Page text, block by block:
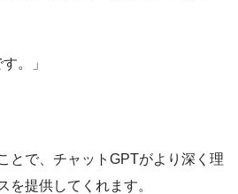
。」
とで、チャットGPTがより深く理
を提供してくれます。